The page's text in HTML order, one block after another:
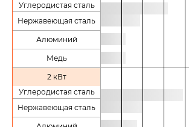
Углеродистая сталь
Нержавеющая сталь
Алюминий
Медь
2 кВт
Углеродистая сталь
Нержавеющая сталь